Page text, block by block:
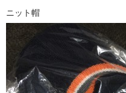
ニット帽